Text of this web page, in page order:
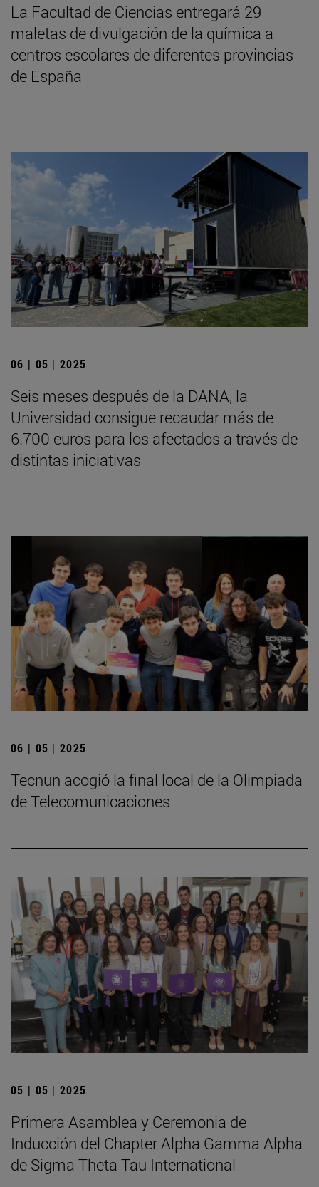
La Facultad de Ciencias entregará 29
maletas de divulgación de la química a
centros escolares de diferentes provincias
de España
06 | 05 | 2025
Seis meses después de la DANA, la
Universidad consigue recaudar más de
6.700 euros para los afectados a través de
distintas iniciativas
06 | 05 | 2025
­Tecnun acogió la final local de la Olimpiada
de Telecomunicaciones
05 | 05 | 2025
Primera Asamblea y Ceremonia de
Inducción del Chapter Alpha Gamma Alpha
de Sigma Theta Tau International